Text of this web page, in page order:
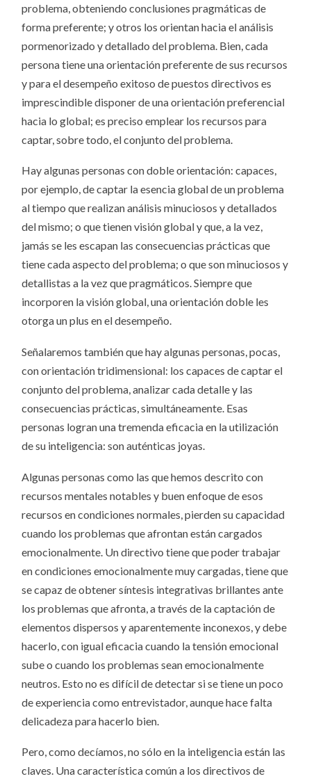
problema, obteniendo conclusiones pragmáticas de
forma preferente; y otros los orientan hacia el análisis
pormenorizado y detallado del problema. Bien, cada
persona tiene una orientación preferente de sus recursos
y para el desempeño exitoso de puestos directivos es
imprescindible disponer de una orientación preferencial
hacia lo global; es preciso emplear los recursos para
captar, sobre todo, el conjunto del problema.
Hay algunas personas con doble orientación: capaces,
por ejemplo, de captar la esencia global de un problema
al tiempo que realizan análisis minuciosos y detallados
del mismo; o que tienen visión global y que, a la vez,
jamás se les escapan las consecuencias prácticas que
tiene cada aspecto del problema; o que son minuciosos y
detallistas a la vez que pragmáticos. Siempre que
incorporen la visión global, una orientación doble les
otorga un plus en el desempeño.
Señalaremos también que hay algunas personas, pocas,
con orientación tridimensional: los capaces de captar el
conjunto del problema, analizar cada detalle y las
consecuencias prácticas, simultáneamente. Esas
personas logran una tremenda eficacia en la utilización
de su inteligencia: son auténticas joyas.
Algunas personas como las que hemos descrito con
recursos mentales notables y buen enfoque de esos
recursos en condiciones normales, pierden su capacidad
cuando los problemas que afrontan están cargados
emocionalmente. Un directivo tiene que poder trabajar
en condiciones emocionalmente muy cargadas, tiene que
se capaz de obtener síntesis integrativas brillantes ante
los problemas que afronta, a través de la captación de
elementos dispersos y aparentemente inconexos, y debe
hacerlo, con igual eficacia cuando la tensión emocional
sube o cuando los problemas sean emocionalmente
neutros. Esto no es difícil de detectar si se tiene un poco
de experiencia como entrevistador, aunque hace falta
delicadeza para hacerlo bien.
Pero, como decíamos, no sólo en la inteligencia están las
claves. Una característica común a los directivos de